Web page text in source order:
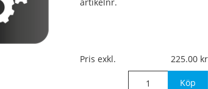
artikelnr.
Pris exkl. 225.00
Köp